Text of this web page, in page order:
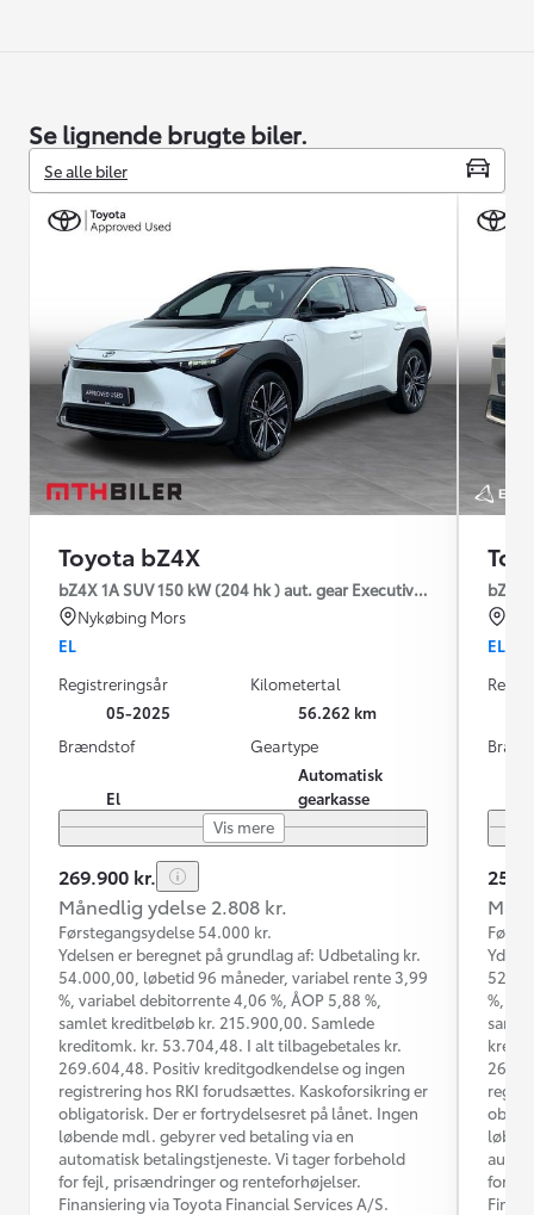
Se lignende brugte biler.
Se alle biler
Toyota bZ4X
bZ4X 1A SUV 150 kW (204 hk ) aut. gear Executive Premium
Nykøbing Mors
EL
Registreringsår
05-2025
Kilometertal
56.262 km
Brændstof
El
Geartype
Automatisk
gearkasse
Vis mere
269.900 kr.
Månedlig ydelse 2.808 kr.
Førstegangsydelse 54.000 kr.
Ydelsen er beregnet på grundlag af: Udbetaling kr.
54.000,00, løbetid 96 måneder, variabel rente 3,99
%, variabel debitorrente 4,06 %, ÅOP 5,88 %,
samlet kreditbeløb kr. 215.900,00. Samlede
kreditomk. kr. 53.704,48. I alt tilbagebetales kr.
269.604,48. Positiv kreditgodkendelse og ingen
registrering hos RKI forudsættes. Kaskoforsikring er
obligatorisk. Der er fortrydelsesret på lånet. Ingen
løbende mdl. gebyrer ved betaling via en
automatisk betalingstjeneste. Vi tager forbehold
for fejl, prisændringer og renteforhøjelser.
Finansiering via Toyota Financial Services A/S.
bZ4X
EL
%,
for